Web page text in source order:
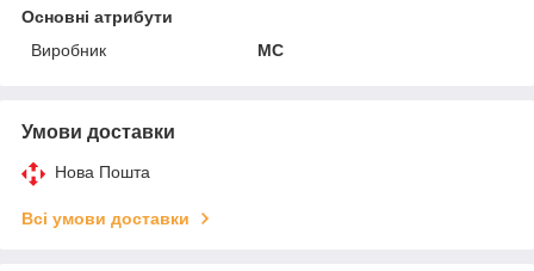
Основні атрибути
Виробник
MC
Умови доставки
Нова Пошта
Всі умови доставки